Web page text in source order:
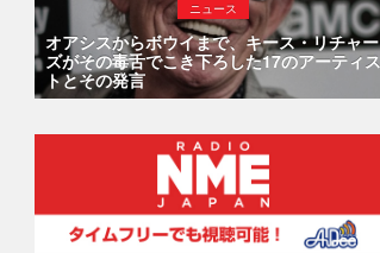
ニュース
オアシスからボウイまで、キース・リチャー
ズがその毒舌でこき下ろした17のアーティス
トとその発言